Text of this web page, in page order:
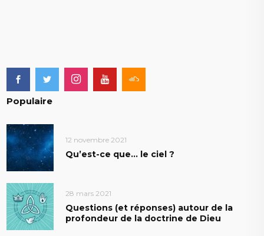
Populaire
12 novembre 2021
Qu’est-ce que… le ciel ?
28 mars 2021
Questions (et réponses) autour de la
profondeur de la doctrine de Dieu